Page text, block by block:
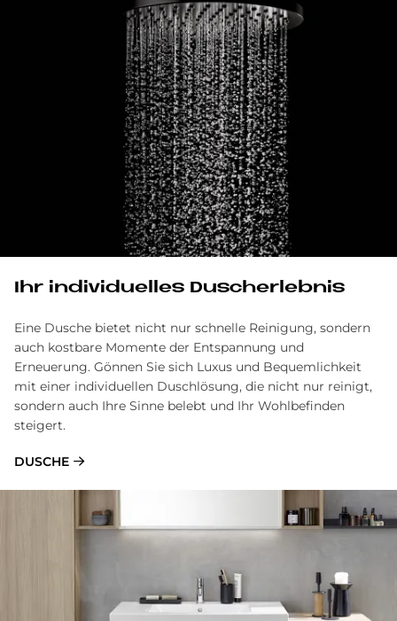
Ihr in­di­vi­du­el­les Du­sch­er­leb­nis
Eine Dusche bietet nicht nur schnelle Reinigung, sondern
auch kostbare Momente der Entspannung und
Erneuerung. Gönnen Sie sich Luxus und Bequemlichkeit
mit einer individuellen Duschlösung, die nicht nur reinigt,
sondern auch Ihre Sinne belebt und Ihr Wohlbefinden
steigert.
DUSCHE